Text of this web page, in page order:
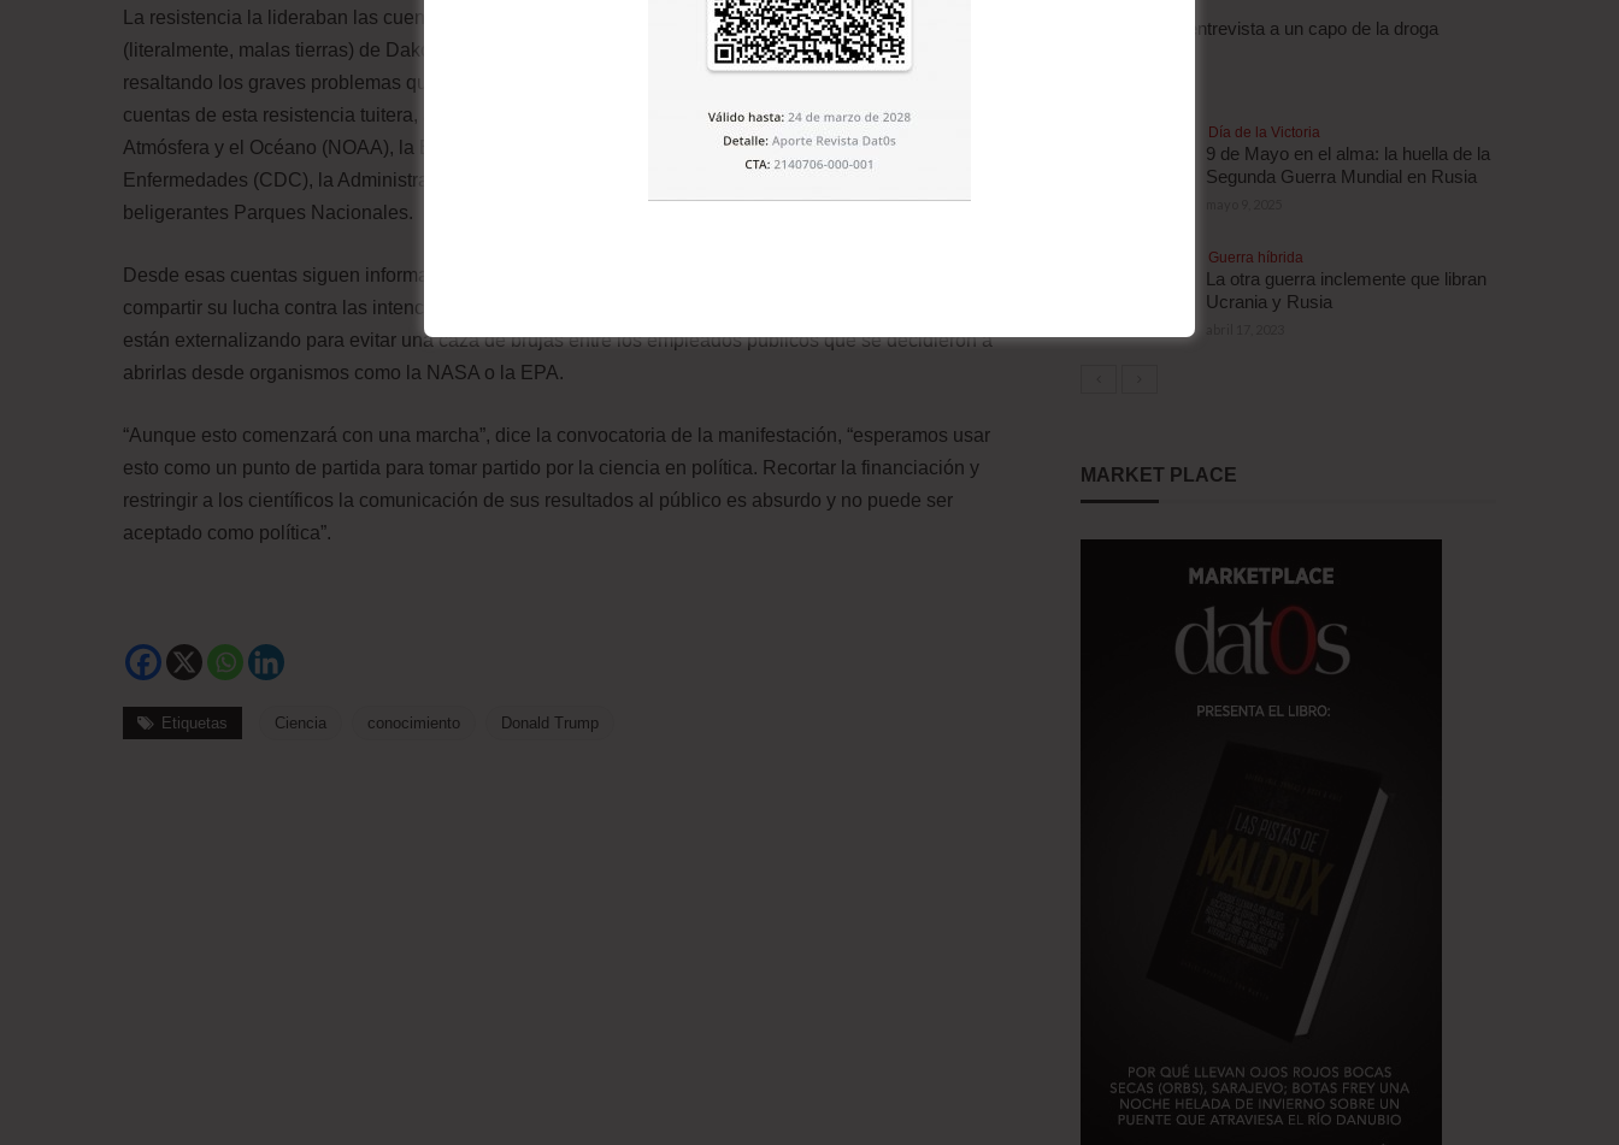
La resistencia la lideraban las cuentas de los Parques Nacionales, con el Parque de Badlands
(literalmente, malas tierras) de Dakota del Sur como abanderado. Sus tuits criticando al Gobierno y
resaltando los graves problemas que asedian a la Tierra fueron borrados. En su lugar, nacieron nuevas
cuentas de esta resistencia tuitera, alternativas a las de las agencias oficiales del espacio (NASA), la
Atmósfera y el Océano (NOAA), la EPA, los Institutos Nacionales de Salud (NIH), el Centro de Control de
Enfermedades (CDC), la Administración de Alimentación y Medicamentos (FDA) y, por supuesto, los
beligerantes Parques Nacionales.
Desde esas cuentas siguen informado sobre el estado del planeta y animando a los ciudadanos críticos a
compartir su lucha contra las intenciones de Trump y sus subordinados. Algunas de esas cuentas se
están externalizando para evitar una caza de brujas entre los empleados públicos que se decidieron a
abrirlas desde organismos como la NASA o la EPA.
“Aunque esto comenzará con una marcha”, dice la convocatoria de la manifestación, “esperamos usar
esto como un punto de partida para tomar partido por la ciencia en política. Recortar la financiación y
restringir a los científicos la comunicación de sus resultados al público es absurdo y no puede ser
aceptado como política”.
Etiquetas Ciencia conocimiento Donald Trump
Escalofriante entrevista a un capo de la droga
Día de la Victoria
9 de Mayo en el alma: la huella de la
Segunda Guerra Mundial en Rusia
Guerra híbrida
La otra guerra inclemente que libran
Ucrania y Rusia
MARKET PLACE